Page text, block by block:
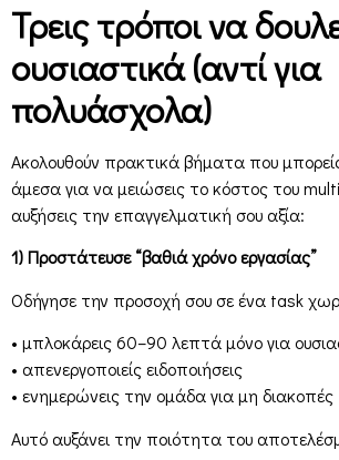
Τρεις τρόποι να
ουσιαστικά (αντί για
πολυάσχολα)
Ακολουθούν πρακτικά βήματα που
άμεσα για να μειώσεις το κόστος του
αυξήσεις την επαγγελματική σου αξία:
1) Προστάτευσε “βαθιά χρόνο εργασίας”
Οδήγησε την προσοχή σου σε ένα task
• μπλοκάρεις 60–90 λεπτά μόνο για
• απενεργοποιείς ειδοποιήσεις
• ενημερώνεις την ομάδα για μη διακοπές
Αυτό αυξάνει την ποιότητα του